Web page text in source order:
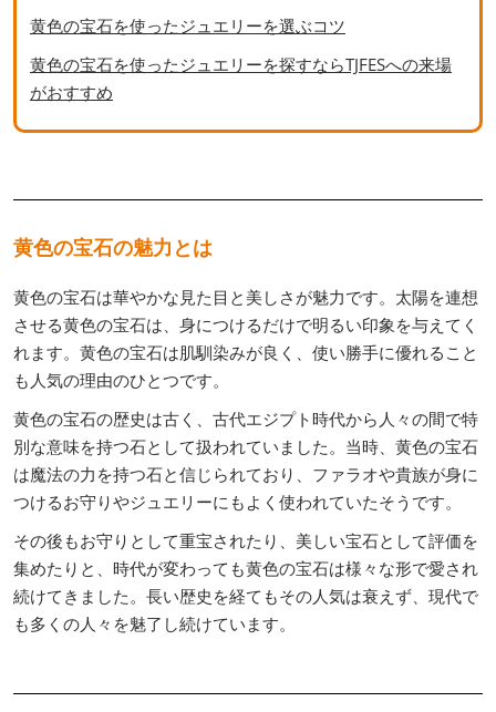
黄色の宝石を使ったジュエリーを選ぶコツ
黄色の宝石を使ったジュエリーを探すならTJFESへの来場
がおすすめ
黄色の宝石の魅力とは
黄色の宝石は華やかな見た目と美しさが魅力です。太陽を連想
させる黄色の宝石は、身につけるだけで明るい印象を与えてく
れます。黄色の宝石は肌馴染みが良く、使い勝手に優れること
も人気の理由のひとつです。
黄色の宝石の歴史は古く、古代エジプト時代から人々の間で特
別な意味を持つ石として扱われていました。当時、黄色の宝石
は魔法の力を持つ石と信じられており、ファラオや貴族が身に
つけるお守りやジュエリーにもよく使われていたそうです。
その後もお守りとして重宝されたり、美しい宝石として評価を
集めたりと、時代が変わっても黄色の宝石は様々な形で愛され
続けてきました。長い歴史を経てもその人気は衰えず、現代で
も多くの人々を魅了し続けています。